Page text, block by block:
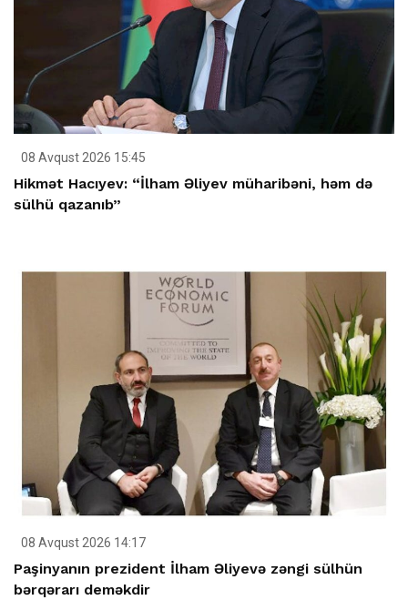
08 Avqust 2026 15:45
Hikmət Hacıyev: “İlham Əliyev müharibəni, həm də
sülhü qazanıb”
08 Avqust 2026 14:17
Paşinyanın prezident İlham Əliyevə zəngi sülhün
bərqərarı deməkdir